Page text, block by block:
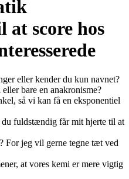
at score hos
eller kender du kun navnet?
bare en anakronisme?
så vi kan få en eksponentiel
fuldstændig får mit hjerte til at
For jeg vil gerne tegne tæt ved
at vores kemi er mere vigtig